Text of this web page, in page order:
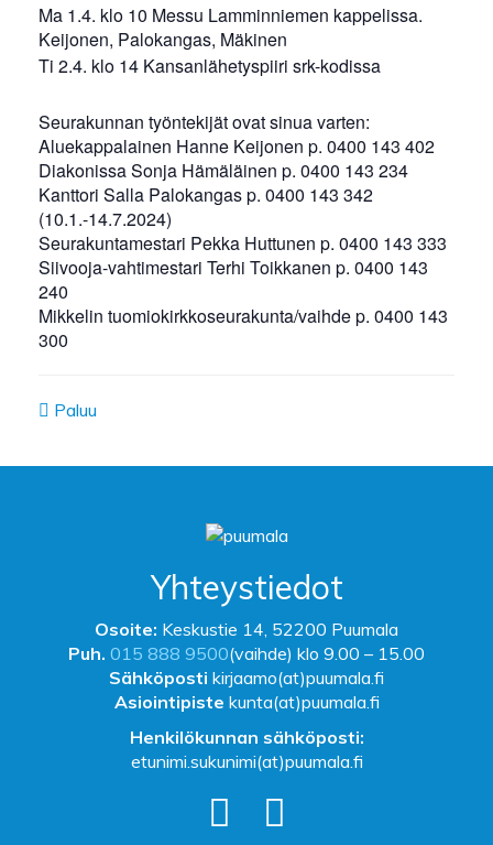
Ma 1.4. klo 10 Messu Lamminniemen kappelissa.
Keijonen, Palokangas, Mäkinen
Ti 2.4. klo 14 Kansanlähetyspiiri srk-kodissa
Seurakunnan työntekijät ovat sinua varten:
Aluekappalainen Hanne Keijonen p. 0400 143 402
Diakonissa Sonja Hämäläinen p. 0400 143 234
Kanttori Salla Palokangas p. 0400 143 342
(10.1.-14.7.2024)
Seurakuntamestari Pekka Huttunen p. 0400 143 333
Siivooja-vahtimestari Terhi Toikkanen p. 0400 143
240
Mikkelin tuomiokirkkoseurakunta/vaihde p. 0400 143
300
Paluu
Yhteystiedot
Osoite: Keskustie 14, 52200 Puumala
Puh. 015 888 9500(vaihde) klo 9.00 – 15.00
Sähköposti kirjaamo(at)puumala.fi
Asiointipiste kunta(at)puumala.fi
Henkilökunnan sähköposti:
etunimi.sukunimi(at)puumala.fi